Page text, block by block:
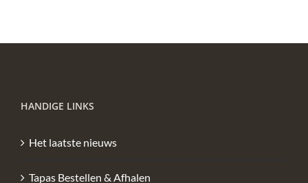
HANDIGE LINKS
Het laatste nieuws
Tapas Bestellen & Afhalen